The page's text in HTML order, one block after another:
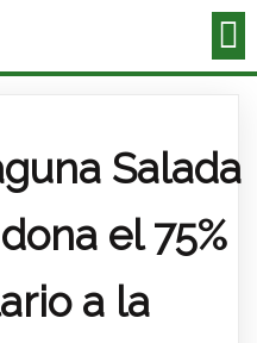
Salada
el 75%
a la